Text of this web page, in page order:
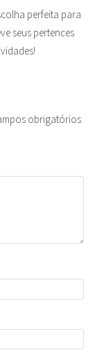
perfeita para
seus pertences
obrigatórios